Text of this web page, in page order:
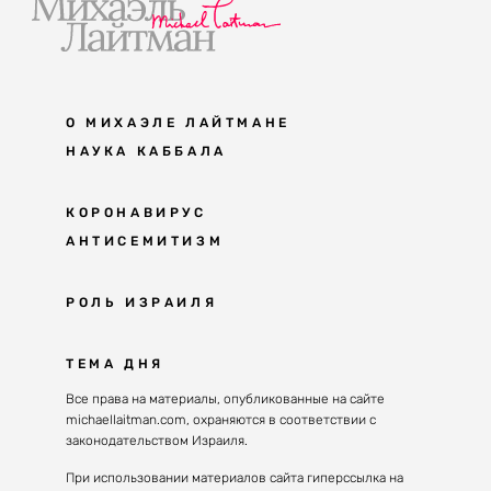
О МИХАЭЛЕ ЛАЙТМАНЕ
НАУКА КАББАЛА
Мудрость каббалы
Каббала сегодня
Великие каббалисты
Духовные состояния
Конгрессы каббалы
Каббалистическая музыка
КОРОНАВИРУС
АНТИСЕМИТИЗМ
Антисемитизм в современном мире
Решение
РОЛЬ ИЗРАИЛЯ
Почему евреи
Израиль сегодня
ТЕМА ДНЯ
Все права на материалы, опубликованные на сайте
michaellaitman.com, охраняются в соответствии с
законодательством Израиля.
При использовании материалов сайта гиперссылка на